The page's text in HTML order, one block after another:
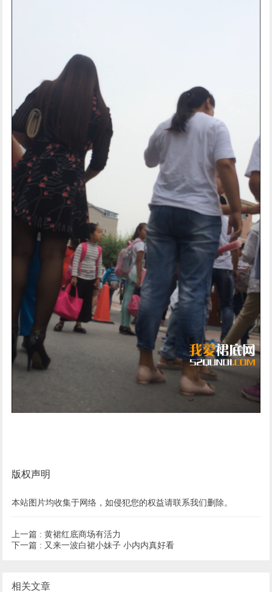
版权声明
本站图片均收集于网络，如侵犯您的权益请联系我们删除。
上一篇 : 黄裙红底商场有活力
下一篇 : 又来一波白裙小妹子 小内内真好看
相关文章